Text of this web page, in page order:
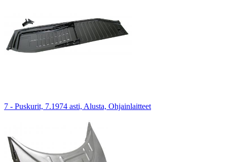
7 - Puskurit, 7.1974 asti, Alusta, Ohjainlaitteet